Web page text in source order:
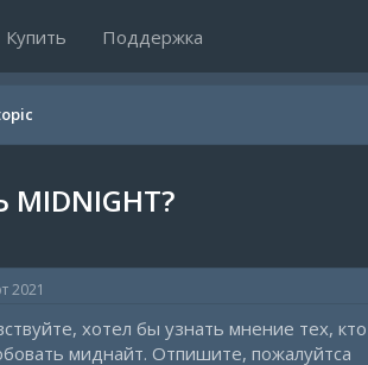
Купить Поддержка
2021
хотел бы узнать мнение тех,
миднайт. Отпишите, пожалуйтса